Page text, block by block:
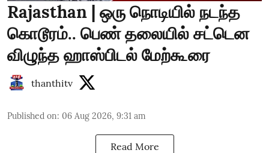
Rajasthan | ஒரு நொடியில் நடந்த
கொடூரம்.. பெண் தலையில் சட்டென
விழுந்த ஹாஸ்பிடல் மேற்கூரை
thanthitv
Published on: 06 Aug 2026, 9:31 am
Read More